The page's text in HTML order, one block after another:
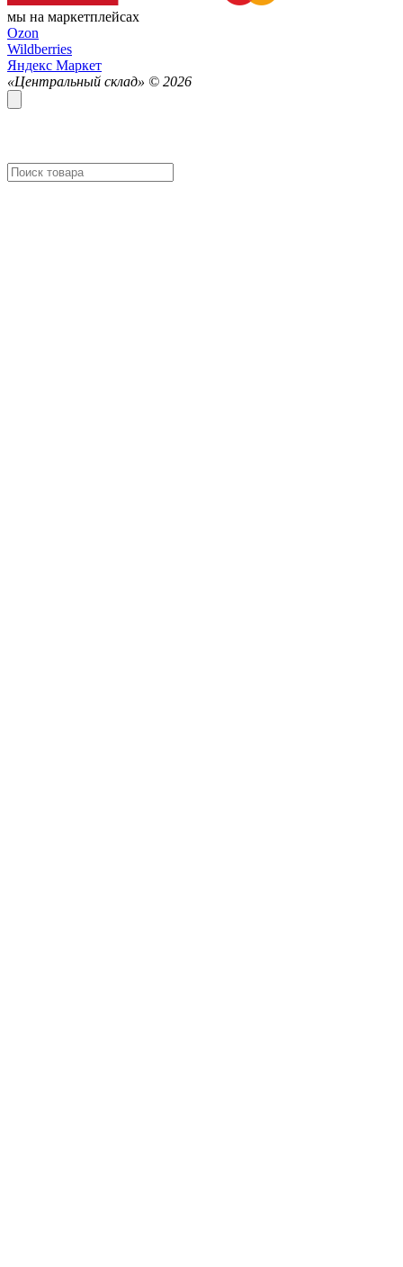
мы на маркетплейсах
Ozon
Wildberries
Яндекс Маркет
«Центральный склад» © 2026